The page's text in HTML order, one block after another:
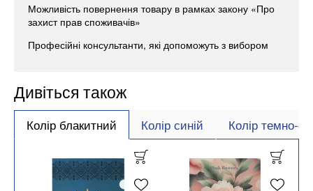
Можливість повернення товару в рамках закону «Про
захист прав споживачів»
Професійні консультанти, які допоможуть з вибором
Дивіться також
Колір блакитний Колір синій Колір темно-